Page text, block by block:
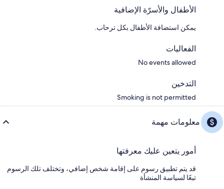
الأطفال والأسرّة الإضافية
يمكن استضافة الأطفال بكل ترحاب.
الفعاليات
No events allowed
التدخين
Smoking is not permitted
معلومات مهمة
أمور يتعين عليك معرفتها
قد يتم تطبيق رسوم على إقامة شخص إضافي، وتختلف تلك الرسوم
تبعًا لسياسة المنشأة